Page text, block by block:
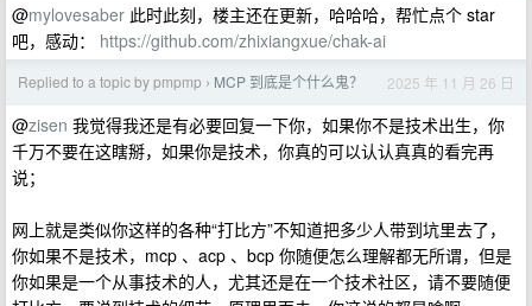
@mylovesaber 此时此刻，楼主还在更新，哈哈哈，帮忙点个 star
吧，感动： https://github.com/zhixiangxue/chak-ai
Replied to a topic by pmpmp › MCP 到底是个什么鬼？ 2025 年 11 月 26 日
@zisen 我觉得我还是有必要回复一下你，如果你不是技术出生，你
千万不要在这瞎掰，如果你是技术，你真的可以认认真真的看完再
说；
网上就是类似你这样的各种“打比方”不知道把多少人带到坑里去了，
你如果不是技术，mcp 、acp 、bcp 你随便怎么理解都无所谓，但是
你如果是一个从事技术的人，尤其还是在一个技术社区，请不要随便